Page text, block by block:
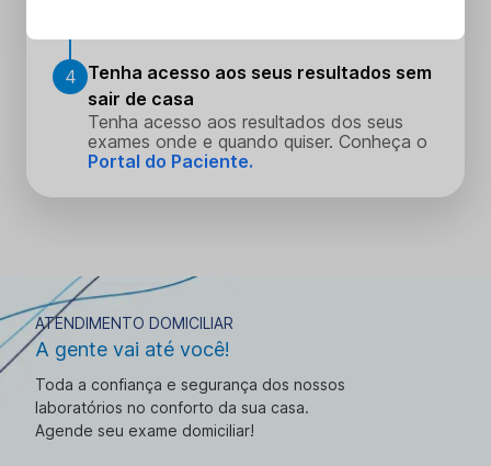
4 Tenha acesso aos seus resultados sem
sair de casa
Tenha acesso aos resultados dos seus
exames onde e quando quiser. Conheça o
Portal do Paciente.
ATENDIMENTO DOMICILIAR
A gente vai até você!
Toda a confiança e segurança dos nossos
laboratórios no conforto da sua casa.
Agende seu exame domiciliar!